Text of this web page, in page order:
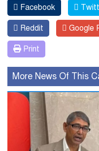
Facebook
Reddit Google
Print
More News Of This